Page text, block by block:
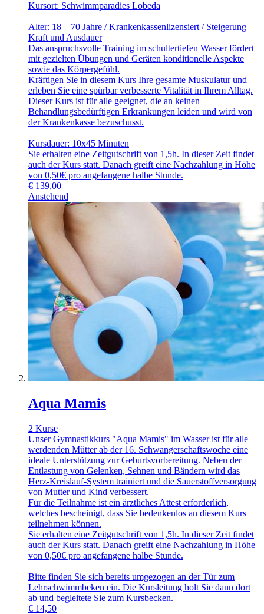
Kursort: Schwimmparadies Lobeda
Alter: 18 – 70 Jahre / Krankenkassenlizensiert / Steigerung
Kraft und Ausdauer
Das anspruchsvolle Training im schultertiefen Wasser fördert
mit gezielten Übungen und Geräten konditionelle Aspekte
sowie das Körpergefühl.
Kräftigen Sie in diesem Kurs Ihre gesamte Muskulatur und
erleben Sie eine spürbar verbesserte Vitalität in Ihrem Alltag.
Dieser Kurs ist für alle geeignet, die an keinen
Behandlungsbedürftigen Erkrankungen leiden und wird von
der Krankenkasse bezuschusst.
Kursdauer: 10x45 Minuten
Sie erhalten eine Zeitgutschrift von 1,5h. In dieser Zeit findet
auch der Kurs statt. Danach greift eine Nachzahlung in Höhe
von 0,50€ pro angefangene halbe Stunde.
€ 139,00
Anstehend
Aqua Mamis
2 Kurse
Unser Gymnastikkurs "Aqua Mamis" im Wasser ist für alle
werdenden Mütter ab der 16. Schwangerschaftswoche eine
ideale Unterstützung zur Geburtsvorbereitung. Neben der
Entlastung von Gelenken, Sehnen und Bändern wird das
Herz-Kreislauf-System trainiert und die Sauerstoffversorgung
von Mutter und Kind verbessert.
Für die Teilnahme ist ein ärztliches Attest erforderlich,
welches bescheinigt, dass Sie bedenkenlos an diesem Kurs
teilnehmen können.
Sie erhalten eine Zeitgutschrift von 1,5h. In dieser Zeit findet
auch der Kurs statt. Danach greift eine Nachzahlung in Höhe
von 0,50€ pro angefangene halbe Stunde.
Bitte finden Sie sich bereits umgezogen an der Tür zum
Lehrschwimmbeken ein. Die Kursleitung holt Sie dann dort
ab und begleitete Sie zum Kursbecken.
€ 14,50